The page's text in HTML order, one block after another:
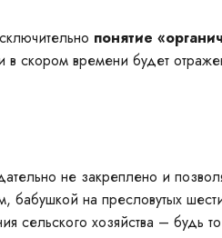
понятие
в скором времени будет
не закреплено и
на пресловутых
хозяйства – будь